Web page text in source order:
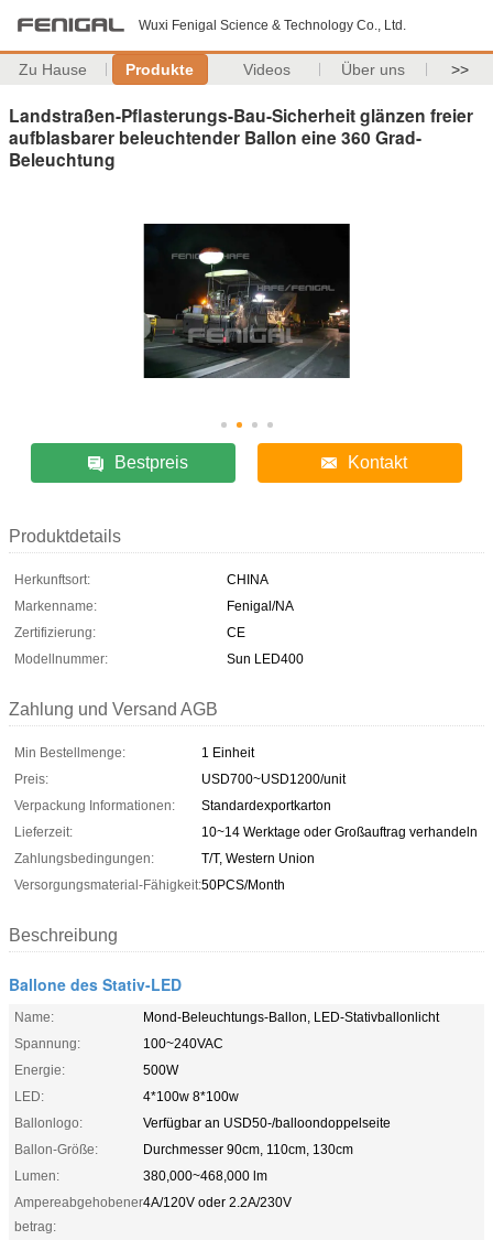
Wuxi Fenigal Science & Technology Co., Ltd.
Zu Hause Produkte Videos Über uns >>
Landstraßen-Pflasterungs-Bau-Sicherheit glänzen freier
aufblasbarer beleuchtender Ballon eine 360 Grad-
Beleuchtung
Bestpreis Kontakt
Produktdetails
Herkunftsort:
CHINA
Markenname:
Fenigal/NA
Zertifizierung:
CE
Modellnummer:
Sun LED400
Zahlung und Versand AGB
Min Bestellmenge:
1 Einheit
Preis:
USD700~USD1200/unit
Verpackung Informationen:
Standardexportkarton
Lieferzeit:
10~14 Werktage oder Großauftrag verhandeln
Zahlungsbedingungen:
T/T, Western Union
Versorgungsmaterial-Fähigkeit:50PCS/Month
Beschreibung
Ballone des Stativ-LED
Name:
Mond-Beleuchtungs-Ballon, LED-Stativballonlicht
Spannung:
100~240VAC
Energie:
500W
LED:
4*100w 8*100w
Ballonlogo:
Verfügbar an USD50-/balloondoppelseite
Ballon-Größe:
Durchmesser 90cm, 110cm, 130cm
Lumen:
380,000~468,000 lm
Ampereabgehobener
betrag:
4A/120V oder 2.2A/230V